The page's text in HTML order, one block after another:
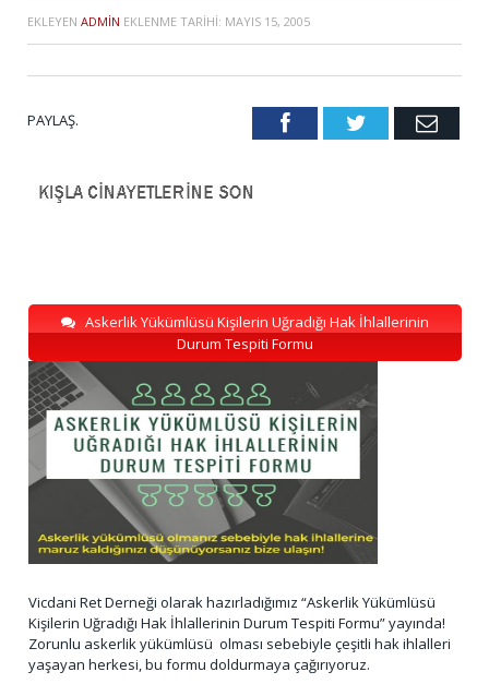
EKLEYEN ADMIN EKLENME TARIHI: MAYIS 15, 2005
PAYLAŞ. FacebookTwitter Email
Askerlik Yükümlüsü Kişilerin Uğradığı Hak İhlallerinin
Durum Tespiti Formu
Vicdani Ret Derneği olarak hazırladığımız “Askerlik Yükümlüsü
Kişilerin Uğradığı Hak İhlallerinin Durum Tespiti Formu” yayında!
Zorunlu askerlik yükümlüsü olması sebebiyle çeşitli hak ihlalleri
yaşayan herkesi, bu formu doldurmaya çağırıyoruz.